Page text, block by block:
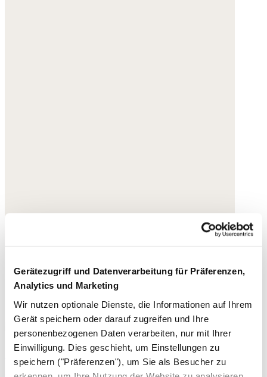
Gerätezugriff und Datenverarbeitung für Präferenzen,
Analytics und Marketing
Wir nutzen optionale Dienste, die Informationen auf Ihrem
Gerät speichern oder darauf zugreifen und Ihre
personenbezogenen Daten verarbeiten, nur mit Ihrer
Einwilligung. Dies geschieht, um Einstellungen zu
speichern ("Präferenzen"), um Sie als Besucher zu
Sandalen mit überkreuzten Riemen